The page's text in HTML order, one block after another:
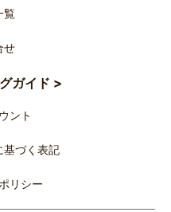
覧
せ
ガイド >
ント
基づく表記
リシー